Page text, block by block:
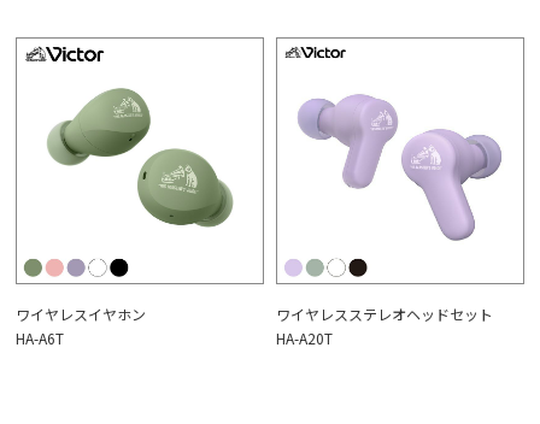
ワイヤレスイヤホン
HA-A6T
ワイヤレスステレオヘッドセット
HA-A20T